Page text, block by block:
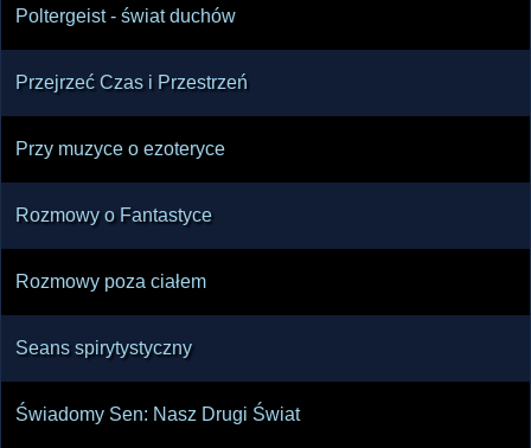
Poltergeist - świat duchów
Przejrzeć Czas i Przestrzeń
Przy muzyce o ezoteryce
Rozmowy o Fantastyce
Rozmowy poza ciałem
Seans spirytystyczny
Świadomy Sen: Nasz Drugi Świat